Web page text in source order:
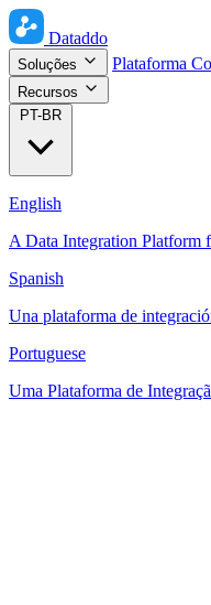
Dataddo
Soluções Plataforma
Recursos
PT-BR
English
A Data Integration Platform
Spanish
Una plataforma de
Portuguese
Uma Plataforma de